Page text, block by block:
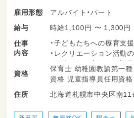
雇用形態
アルバイト・パート
給与
時給1,100円 〜 1,300円
仕事
内容
・子どもたちへの療育支援
・レクリエーション活動
・学校やご自宅への送迎
・その他、日々の支援に
資格
保育士 幼稚園教諭第一種 幼稚園教諭第二種 無
資格 児童指導員任用資格（療育） 児童発達支援
管理責任者 養護教諭免許 中学校教諭普通免許
小学校教諭普通免許 社会福祉士 普通自動車運
転免許
住所 北海道札幌市中央区南